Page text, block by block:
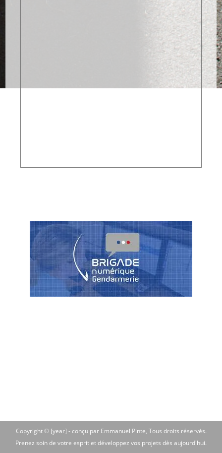
Copyright © [year] -conçu par Emmanuel Pinte, Tous droits réservés.
Prenez soin de votre esprit et développez vos projets dès aujourd'hui.